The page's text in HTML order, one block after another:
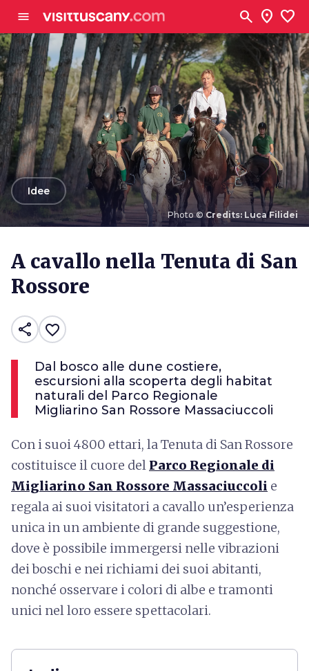
menu search location_on favorite
Photo ©Credits: Luca Filidei
arrow_backIdee
A cavallo nella Tenuta di San
Rossore
share favorite_border
Dal bosco alle dune costiere,
escursioni alla scoperta degli habitat
naturali del Parco Regionale
Migliarino San Rossore Massaciuccoli
Con i suoi 4800 ettari, la Tenuta di San Rossore
costituisce il cuore del Parco Regionale di
Migliarino San Rossore Massaciuccoli e
regala ai suoi visitatori a cavallo un’esperienza
unica in un ambiente di grande suggestione,
dove è possibile immergersi nelle vibrazioni
dei boschi e nei richiami dei suoi abitanti,
nonché osservare i colori di albe e tramonti
unici nel loro essere spettacolari.